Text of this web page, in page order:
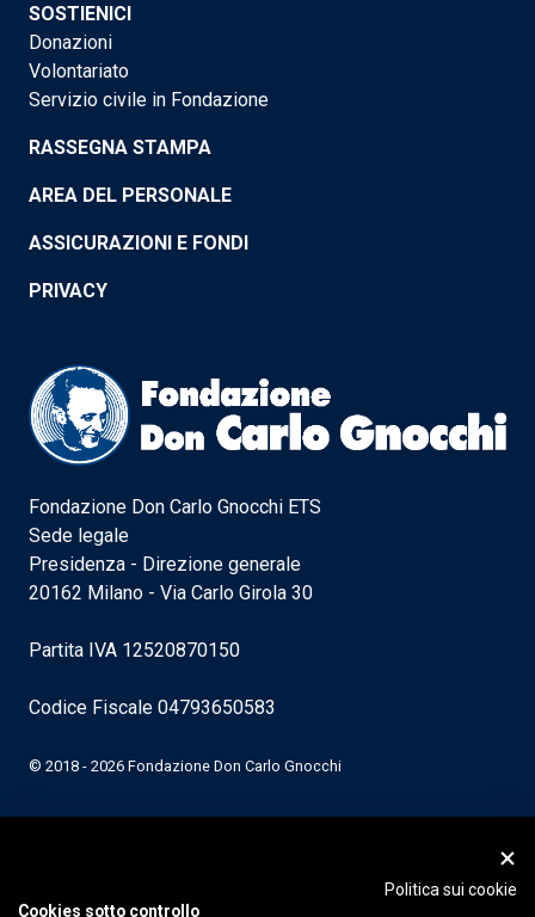
SOSTIENICI
Donazioni
Volontariato
Servizio civile in Fondazione
RASSEGNA STAMPA
AREA DEL PERSONALE
ASSICURAZIONI E FONDI
PRIVACY
Fondazione Don Carlo Gnocchi ETS
Sede legale
Presidenza - Direzione generale
20162 Milano - Via Carlo Girola 30
Partita IVA 12520870150
Codice Fiscale 04793650583
© 2018 - 2026 Fondazione Don Carlo Gnocchi
Politica sui cookie
Cookies sotto controllo